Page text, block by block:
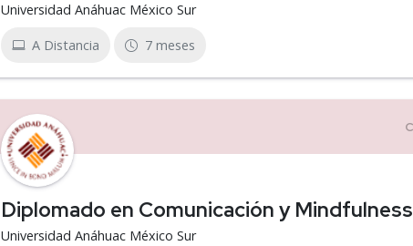
Universidad Anáhuac México Sur
A Distancia 7 meses
Diplomado en Comunicación y Mindfulness
Universidad Anáhuac México Sur